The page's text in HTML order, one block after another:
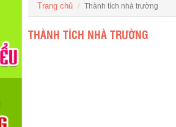
Trang chủ Thành tích nhà trường
THÀNH TÍCH NHÀ TRƯỜNG